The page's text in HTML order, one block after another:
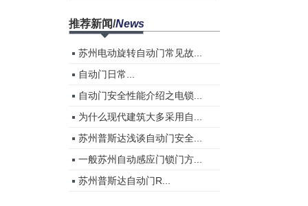
推荐新闻/News
苏州电动旋转自动门常见故...
自动门​日常...
自动门安全性能介绍之电锁...
为什么现代建筑大多采用自...
苏州普斯达浅谈自动门安全...
一般苏州自动感应门锁门方...
苏州普斯达自动门R...